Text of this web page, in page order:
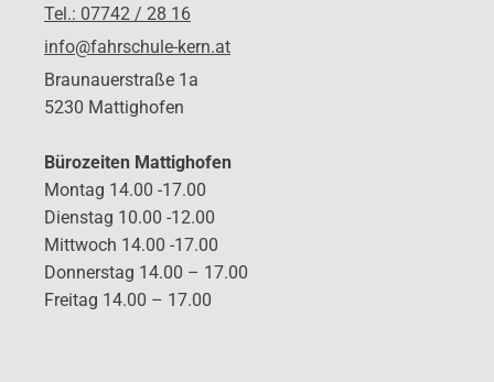
Tel.: 07742 / 28 16
info@fahrschule-kern.at
Braunauerstraße 1a
5230 Mattighofen
Bürozeiten Mattighofen
Montag 14.00 -17.00
Dienstag 10.00 -12.00
Mittwoch 14.00 -17.00
Donnerstag 14.00 – 17.00
Freitag 14.00 – 17.00